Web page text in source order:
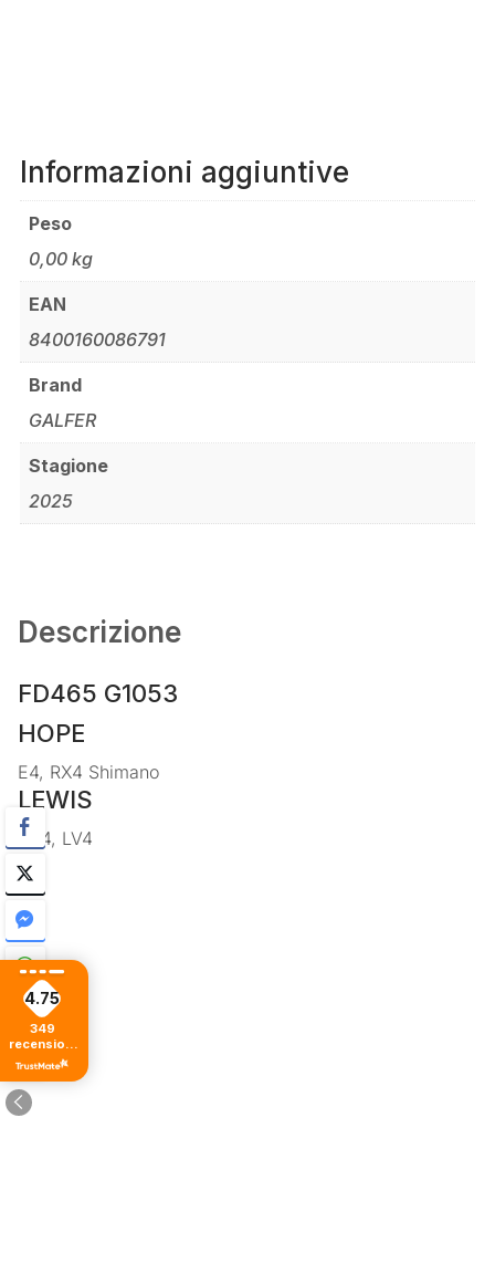
Informazioni aggiuntive
Peso
0,00 kg
EAN
8400160086791
Brand
GALFER
Stagione
2025
Descrizione
FD465 G1053
HOPE
E4, RX4 Shimano
LEWIS
LH4, LV4
4.75
349
recensioni
di tutti i
tempi